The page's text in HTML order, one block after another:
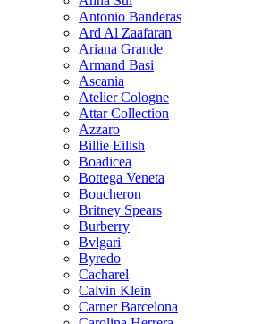
Antonio Banderas
Ard Al Zaafaran
Ariana Grande
Armand Basi
Ascania
Atelier Cologne
Attar Collection
Azzaro
Billie Eilish
Boadicea
Bottega Veneta
Boucheron
Britney Spears
Burberry
Bvlgari
Byredo
Cacharel
Calvin Klein
Carner Barcelona